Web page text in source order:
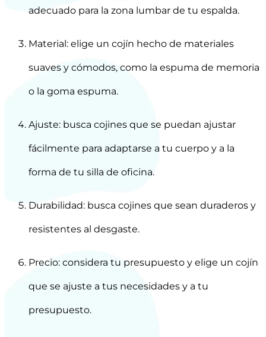
adecuado para la zona lumbar de tu espalda.
Material: elige un cojín hecho de materiales
suaves y cómodos, como la espuma de memoria
o la goma espuma.
Ajuste: busca cojines que se puedan ajustar
fácilmente para adaptarse a tu cuerpo y a la
forma de tu silla de oficina.
Durabilidad: busca cojines que sean duraderos y
resistentes al desgaste.
Precio: considera tu presupuesto y elige un cojín
que se ajuste a tus necesidades y a tu
presupuesto.